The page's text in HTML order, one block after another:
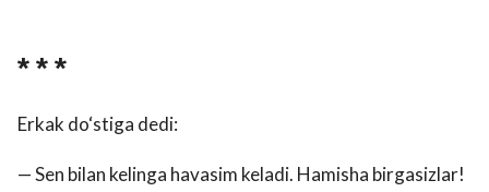
* * *
Erkak do‘stiga dedi:
— Sen bilan kelinga havasim keladi. Hamisha birgasizlar!